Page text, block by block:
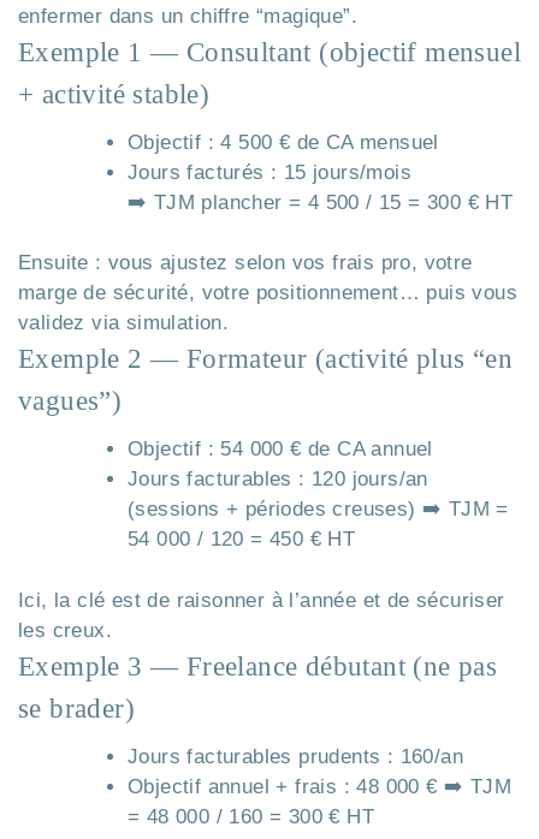
enfermer dans un chiffre “magique”.
Exemple 1 — Consultant (objectif mensuel
+ activité stable)
Objectif : 4 500 € de CA mensuel
Jours facturés : 15 jours/mois
➡️ TJM plancher = 4 500 / 15 = 300 € HT
Ensuite : vous ajustez selon vos frais pro, votre
marge de sécurité, votre positionnement… puis vous
validez via simulation.
Exemple 2 — Formateur (activité plus “en
vagues”)
Objectif : 54 000 € de CA annuel
Jours facturables : 120 jours/an
(sessions + périodes creuses) ➡️ TJM =
54 000 / 120 = 450 € HT
Ici, la clé est de raisonner à l’année et de sécuriser
les creux.
Exemple 3 — Freelance débutant (ne pas
se brader)
Jours facturables prudents : 160/an
Objectif annuel + frais : 48 000 € ➡️ TJM
= 48 000 / 160 = 300 € HT